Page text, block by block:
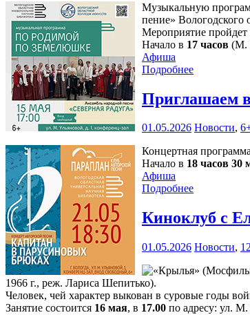
Музыкальную
пение» Вологодского
Мероприятие пройдет
Начало в 17 часов (М.
Афиша
Подробнее
Приглашаем
01.05.2026 Новости,
Концертная
Начало в 18 часов 30
Афиша
Подробнее
Киноклуб с
01.05.2026 Новости,
1966 г., реж. Лариса Шепитько).
Человек, чей характер выкован в суровые годы
Занятие состоится 16 мая, в 17.00 по адресу: ул.